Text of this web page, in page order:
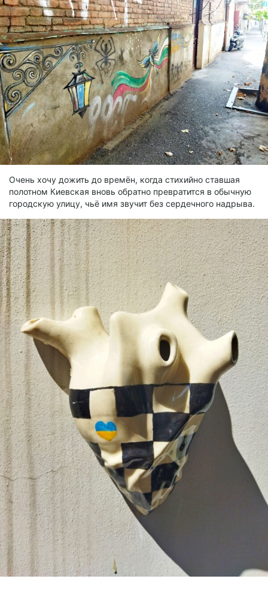
Очень хочу дожить до времён, когда стихийно ставшая
полотном Киевская вновь обратно превратится в обычную
городскую улицу, чьё имя звучит без сердечного надрыва.